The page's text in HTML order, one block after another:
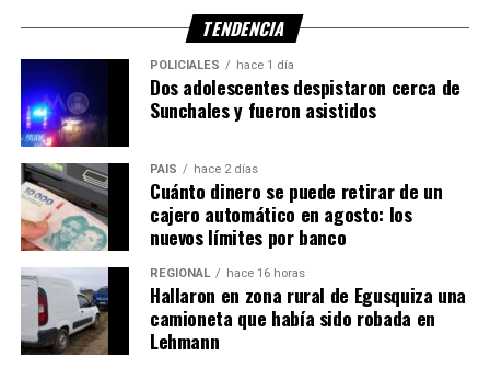
TENDENCIA
POLICIALES hace 1 día
Dos adolescentes despistaron cerca de
Sunchales y fueron asistidos
PAIS hace 2 días
Cuánto dinero se puede retirar de un
cajero automático en agosto: los
nuevos límites por banco
REGIONAL hace 16 horas
Hallaron en zona rural de Egusquiza una
camioneta que había sido robada en
Lehmann